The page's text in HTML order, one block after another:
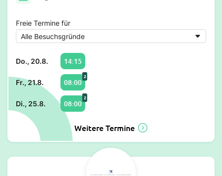
Freie Termine für
Do., 20.8. 14:15
Fr., 21.8. 08:00
2
Di., 25.8. 08:00
2
Weitere Termine